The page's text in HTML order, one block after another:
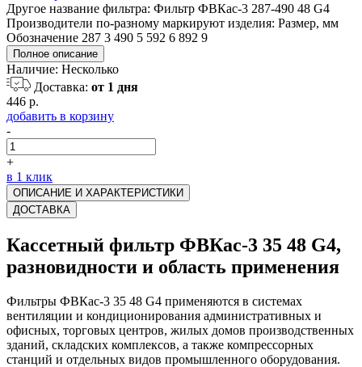
Другое название фильтра: Фильтр ФВКас-3 287-490 48 G4
Производители по-разному маркируют изделия: Размер, мм
Обозначение 287 3 490 5 592 6 892 9
Полное описание
Наличие: Несколько
Доставка: от 1 дня
446 р.
добавить в корзину
-
+
в 1 клик
ОПИСАНИЕ И ХАРАКТЕРИСТИКИ
ДОСТАВКА
Кассетный фильтр ФВКас-3 35 48 G4,
разновидности и область применения
Фильтры ФВКас-3 35 48 G4 применяются в системах
вентиляции и кондиционирования административных и
офисных, торговых центров, жилых домов производственных
зданий, складских комплексов, а также компрессорных
станций и отдельных видов промышленного оборудования.